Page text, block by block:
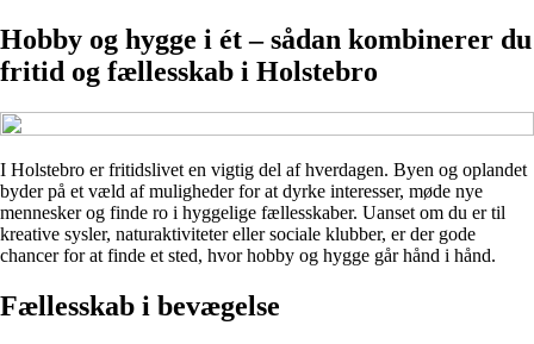
Hobby og hygge i ét – sådan kombinerer du
fritid og fællesskab i Holstebro
I Holstebro er fritidslivet en vigtig del af hverdagen. Byen og oplandet
byder på et væld af muligheder for at dyrke interesser, møde nye
mennesker og finde ro i hyggelige fællesskaber. Uanset om du er til
kreative sysler, naturaktiviteter eller sociale klubber, er der gode
chancer for at finde et sted, hvor hobby og hygge går hånd i hånd.
Fællesskab i bevægelse